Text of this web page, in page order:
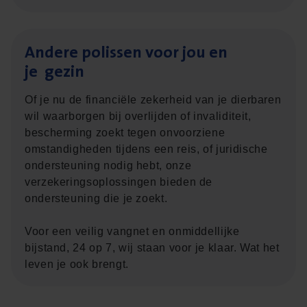
Ande­re polis­sen voor jou en
je gezin
Of je nu de financiële zekerheid van je dierbaren
wil waarborgen bij overlijden of invaliditeit,
bescherming zoekt tegen onvoorziene
omstandigheden tijdens een reis, of juridische
ondersteuning nodig hebt, onze
verzekeringsoplossingen bieden de
ondersteuning die je zoekt.
Voor een veilig vangnet en onmiddellijke
bijstand, 24 op 7, wij staan voor je klaar. Wat het
leven je ook brengt.